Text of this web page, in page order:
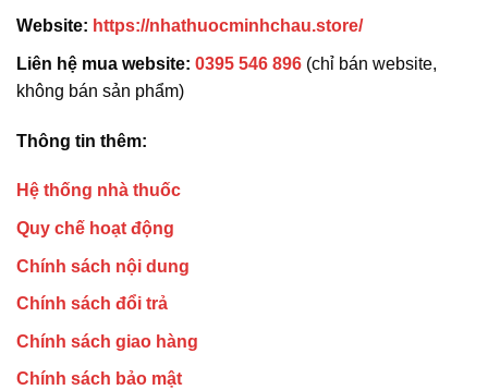
Website: https://nhathuocminhchau.store/
Liên hệ mua website: 0395 546 896 (chỉ bán website,
không bán sản phẩm)
Thông tin thêm:
Hệ thống nhà thuốc
Quy chế hoạt động
Chính sách nội dung
Chính sách đổi trả
Chính sách giao hàng
Chính sách bảo mật